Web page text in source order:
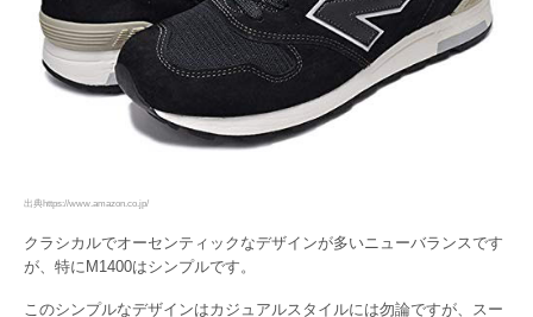
出典https://www.amazon.co.jp/
クラシカルでオーセンティックなデザインが多いニューバランスです
が、特にM1400はシンプルです。
このシンプルなデザインはカジュアルスタイルには勿論ですが、スー